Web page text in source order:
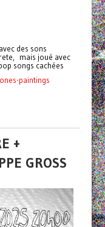
des sons
mais joué avec
songs cachées
paintings
+
GROSS